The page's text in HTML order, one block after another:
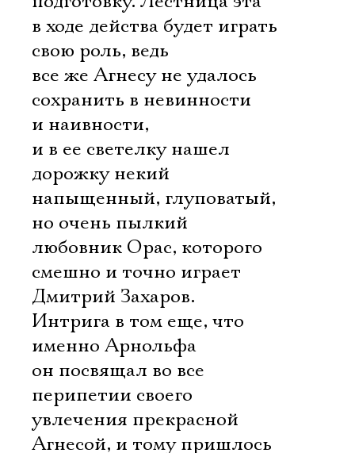
в ходе действа будет играть
свою роль, ведь
все же Агнесу не удалось
сохранить в невинности
и наивности,
и в ее светелку нашел
дорожку некий
напыщенный, глуповатый,
но очень пылкий
любовник Орас, которого
смешно и точно играет
Дмитрий Захаров.
Интрига в том еще, что
именно Арнольфа
он посвящал во все
перипетии своего
увлечения прекрасной
Агнесой, и тому пришлось